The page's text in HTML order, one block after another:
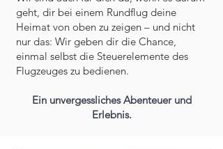
geht, dir bei einem Rundflug deine
Heimat von oben zu zeigen – und nicht
nur das: Wir geben dir die Chance,
einmal selbst die Steuerelemente des
Flugzeuges zu bedienen.
Ein unvergessliches Abenteuer und
Erlebnis.